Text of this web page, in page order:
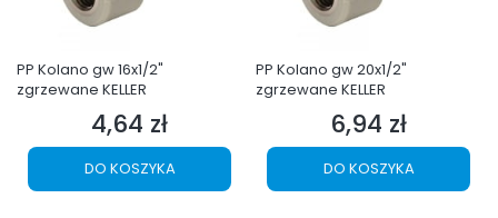
PP Kolano gw 16x1/2"
zgrzewane KELLER
Cena
4,64 zł
DO KOSZYKA
PP Kolano gw 20x1/2"
zgrzewane KELLER
Cena
6,94 zł
DO KOSZYKA